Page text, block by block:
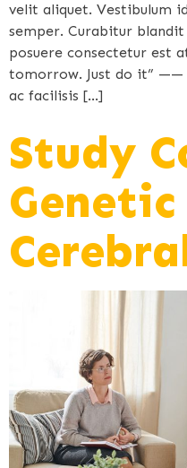
velit aliquet. Vestibulum
semper. Curabitur
posuere consectetur est
tomorrow. Just do it” ——
ac facilisis […]
Study